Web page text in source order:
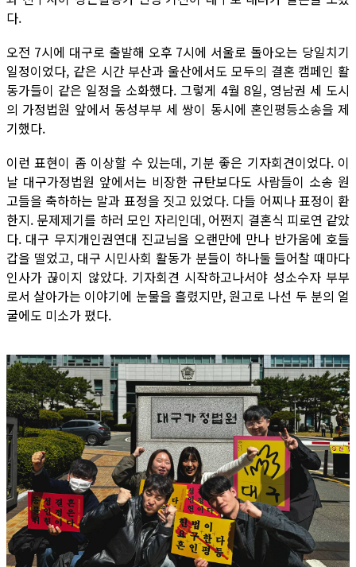
다.
오전 7시에 대구로 출발해 오후 7시에 서울로 돌아오는 당일치기
일정이었다, 같은 시간 부산과 울산에서도 모두의 결혼 캠페인 활
동가들이 같은 일정을 소화했다. 그렇게 4월 8일, 영남권 세 도시
의 가정법원 앞에서 동성부부 세 쌍이 동시에 혼인평등소송을 제
기했다.
이런 표현이 좀 이상할 수 있는데, 기분 좋은 기자회견이었다. 이
날 대구가정법원 앞에서는 비장한 규탄보다도 사람들이 소송 원
고들을 축하하는 말과 표정을 짓고 있었다. 다들 어찌나 표정이 환
한지. 문제제기를 하러 모인 자리인데, 어쩐지 결혼식 피로연 같았
다. 대구 무지개인권연대 진교님을 오랜만에 만나 반가움에 호들
갑을 떨었고, 대구 시민사회 활동가 분들이 하나둘 들어찰 때마다
인사가 끊이지 않았다. 기자회견 시작하고나서야 성소수자 부부
로서 살아가는 이야기에 눈물을 흘렸지만, 원고로 나선 두 분의 얼
굴에도 미소가 폈다.